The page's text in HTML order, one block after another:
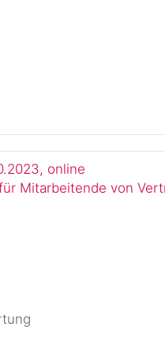
online
Mit­arbeitende von